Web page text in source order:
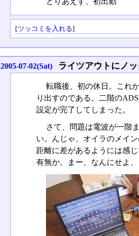
[ツッコミを入れる]
2005-07-02(Sat) ライツアウトにノ
転職後、初の休日。これ
り出すのである。二階の
設定が完了してしまった。
さて、問題は電波が一階
い。んじゃ、オイラのメイ
距離に差があるようには感
有無か。まー、なんにせよ